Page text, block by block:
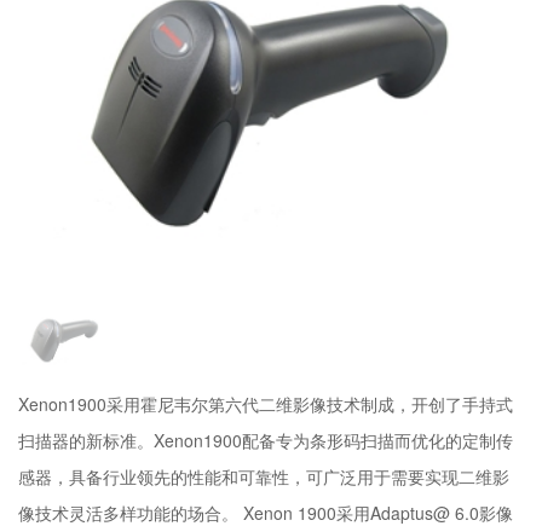
Xenon1900采用霍尼韦尔第六代二维影像技术制成，开创了手持式
扫描器的新标准。Xenon1900配备专为条形码扫描而优化的定制传
感器，具备行业领先的性能和可靠性，可广泛用于需要实现二维影
像技术灵活多样功能的场合。 Xenon 1900采用Adaptus@ 6.0影像